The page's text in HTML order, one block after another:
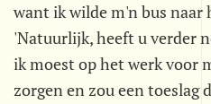
want ik wilde m'n bus naar
'Natuurlijk, heeft u verder
ik moest op het werk voor
zorgen en zou een toeslag